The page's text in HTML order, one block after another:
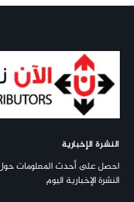
النشرة الإخبارية
احصل على أحدث المعلومات
النشرة الإخبارية اليوم